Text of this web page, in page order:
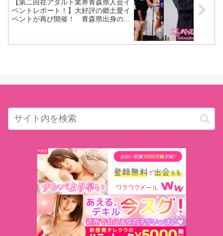
【第二回在アダルト業界青森県人会イ
ベントレポート！】大好評の郷土愛イ
ベントが再び開催！ 青森県出身の望